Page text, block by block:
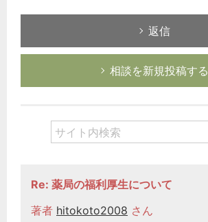
返信
相談を新規投稿する
Re: 薬局の福利厚生について
著者 hitokoto2008 さん